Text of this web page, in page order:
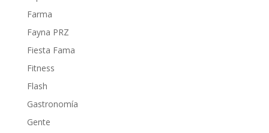
Farma
Fayna PRZ
Fiesta Fama
Fitness
Flash
Gastronomía
Gente